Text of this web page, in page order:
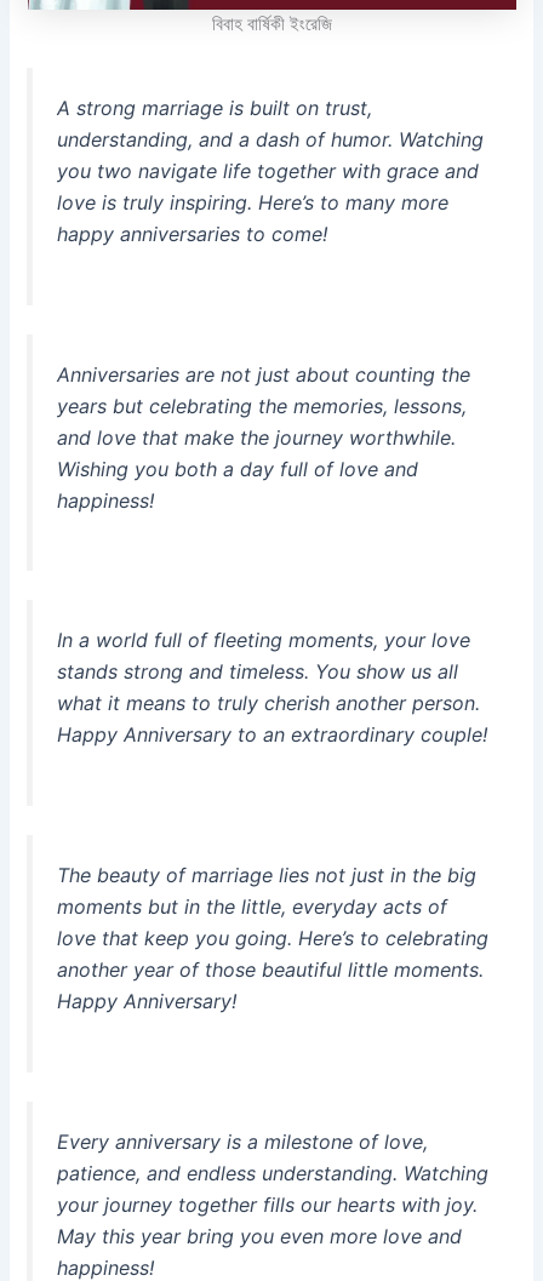
বিবাহ বার্ষিকী ইংরেজি
A strong marriage is built on trust,
understanding, and a dash of humor. Watching
you two navigate life together with grace and
love is truly inspiring. Here’s to many more
happy anniversaries to come!
Anniversaries are not just about counting the
years but celebrating the memories, lessons,
and love that make the journey worthwhile.
Wishing you both a day full of love and
happiness!
In a world full of fleeting moments, your love
stands strong and timeless. You show us all
what it means to truly cherish another person.
Happy Anniversary to an extraordinary couple!
The beauty of marriage lies not just in the big
moments but in the little, everyday acts of
love that keep you going. Here’s to celebrating
another year of those beautiful little moments.
Happy Anniversary!
Every anniversary is a milestone of love,
patience, and endless understanding. Watching
your journey together fills our hearts with joy.
May this year bring you even more love and
happiness!